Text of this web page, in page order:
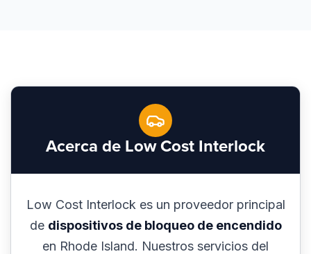
Acerca de Low Cost Interlock
Low Cost Interlock es un proveedor principal
de dispositivos de bloqueo de encendido
en Rhode Island. Nuestros servicios del